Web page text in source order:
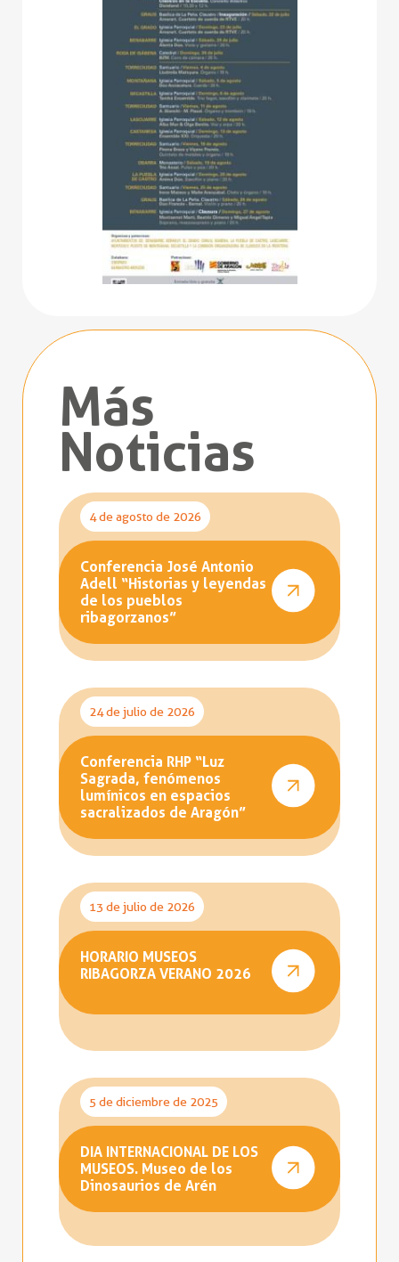
Más
Noticias
4 de agosto de 2026
Conferencia José Antonio
Adell “Historias y leyendas
de los pueblos
ribagorzanos”
24 de julio de 2026
Conferencia RHP “Luz
Sagrada, fenómenos
lumínicos en espacios
sacralizados de Aragón”
13 de julio de 2026
HORARIO MUSEOS
RIBAGORZA VERANO 2026
5 de diciembre de 2025
DIA INTERNACIONAL DE LOS
MUSEOS. Museo de los
Dinosaurios de Arén